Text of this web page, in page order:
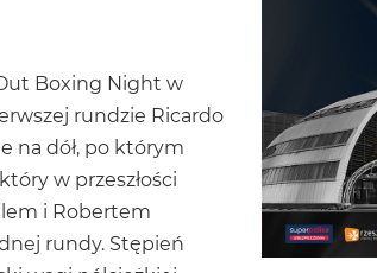
Boxing Night w
rundzie Ricardo
na dół, po którym
w przeszłości
i Robertem
rundy. Stępień